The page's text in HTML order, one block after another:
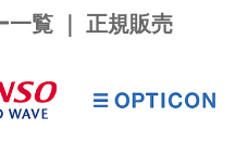
一覧 ｜ 正規販売